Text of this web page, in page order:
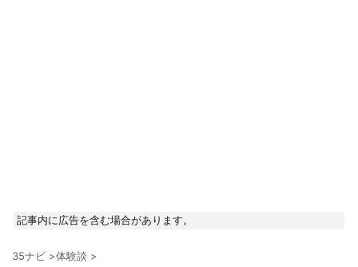
記事内に広告を含む場合があります。
35ナビ >体験談 >